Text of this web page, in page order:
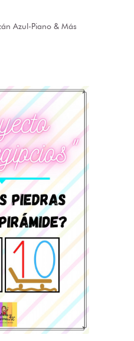
Azul-Piano & Más